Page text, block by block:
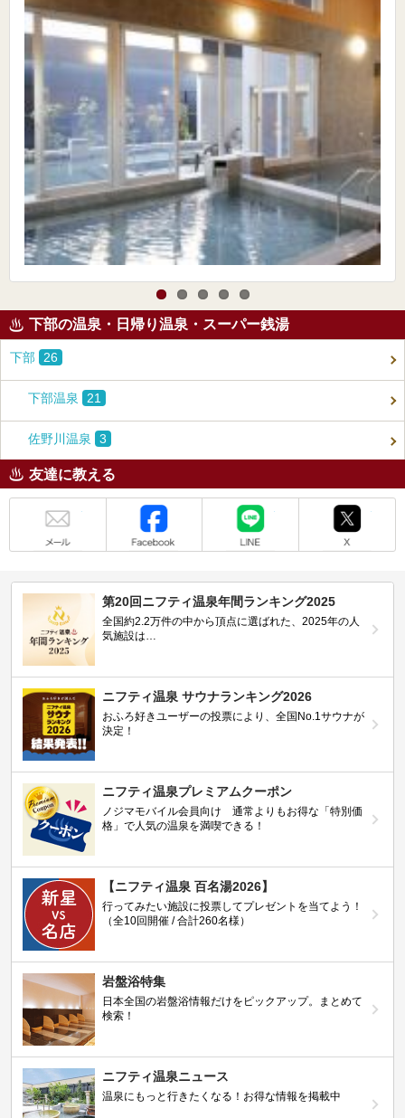
下部の温泉・日帰り温泉・スーパー銭湯
下部 26
下部温泉 21
佐野川温泉 3
友達に教える
第20回ニフティ温泉年間ランキング2025
全国約2.2万件の中から頂点に選ばれた、2025年の人
気施設は…
ニフティ温泉 サウナランキング2026
おふろ好きユーザーの投票により、全国No.1サウナが
決定！
ニフティ温泉プレミアムクーポン
ノジマモバイル会員向け 通常よりもお得な「特別価
格」で人気の温泉を満喫できる！
【ニフティ温泉 百名湯2026】
行ってみたい施設に投票してプレゼントを当てよう！
（全10回開催 / 合計260名様）
岩盤浴特集
日本全国の岩盤浴情報だけをピックアップ。まとめて
検索！
ニフティ温泉ニュース
温泉にもっと行きたくなる！お得な情報を掲載中